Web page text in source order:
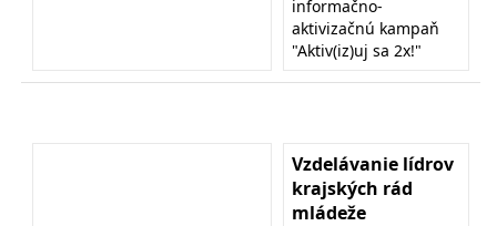
informačno-
aktivizačnú kampaň
"Aktiv(iz)uj sa 2x!"
Vzdelávanie lídrov
krajských rád
mládeže